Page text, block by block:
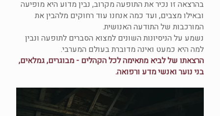
בהרצאה זו נכיר את התופעה מקרוב, נבין מדוע היא מופיעה
ובאילו מצבים, ועד כמה אנחנו עוד רחוקים מלהבין את
המורכבות של התודעה האנושית.
נשמע על הניסיונות השונים למצוא הסברים לתופעה ונבין
למה היא כמעט ואינה מדוברת בעולם המערבי.
הרצאתו של לביא מתאימה לכל הקהלים - מבוגרים, גמלאים,
בני נוער ואנשי מדע ורפואה.